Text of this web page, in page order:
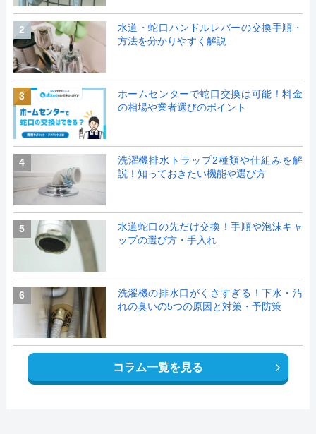
2
水道・蛇口ハンドルレバーの交換手順・
方法を分かりやすく解説
3
ホームセンターで蛇口交換は可能！料金
の相場や業者選びのポイント
4
洗濯機排水トラップ2種類や仕組みを解
説！知っておきたい機能や選び方
5
水道蛇口の先だけ交換！手順や泡沫キャ
ップの選び方・手入れ
6
洗濯機の排水口がくさすぎる！下水・汚
れの臭いの5つの原因と対策・予防策
コラム一覧を見る